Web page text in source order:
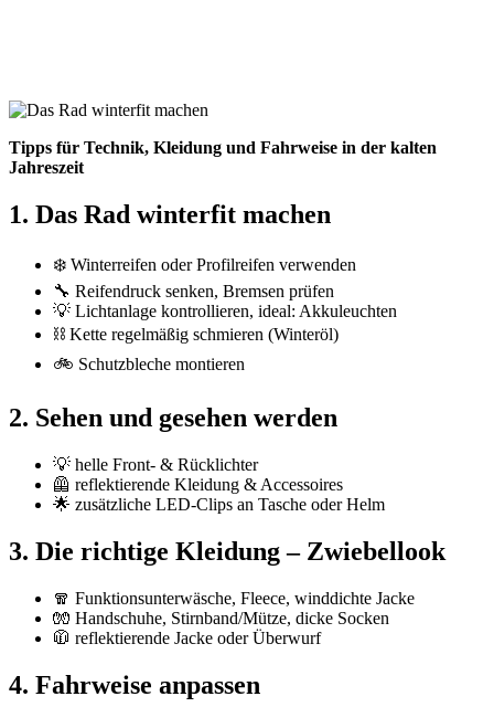
Tipps für Technik, Kleidung und Fahrweise in der kalten
Jahreszeit
1. Das Rad winterfit machen
❄️ Winterreifen oder Profilreifen verwenden
🔧 Reifendruck senken, Bremsen prüfen
💡 Lichtanlage kontrollieren, ideal: Akkuleuchten
⛓️ Kette regelmäßig schmieren (Winteröl)
🚲 Schutzbleche montieren
2. Sehen und gesehen werden
💡 helle Front- & Rücklichter
🦺 reflektierende Kleidung & Accessoires
🌟 zusätzliche LED-Clips an Tasche oder Helm
3. Die richtige Kleidung – Zwiebellook
🧣 Funktionsunterwäsche, Fleece, winddichte Jacke
🧤 Handschuhe, Stirnband/Mütze, dicke Socken
🧥 reflektierende Jacke oder Überwurf
4. Fahrweise anpassen